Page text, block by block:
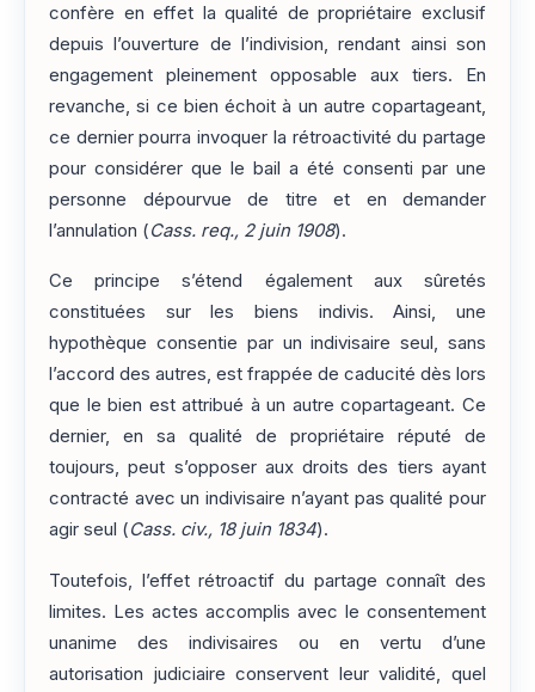
confère en effet la qualité de propriétaire exclusif
depuis l’ouverture de l’indivision, rendant ainsi son
engagement pleinement opposable aux tiers. En
revanche, si ce bien échoit à un autre copartageant,
ce dernier pourra invoquer la rétroactivité du partage
pour considérer que le bail a été consenti par une
personne dépourvue de titre et en demander
l’annulation (Cass. req., 2 juin 1908).
Ce principe s’étend également aux sûretés
constituées sur les biens indivis. Ainsi, une
hypothèque consentie par un indivisaire seul, sans
l’accord des autres, est frappée de caducité dès lors
que le bien est attribué à un autre copartageant. Ce
dernier, en sa qualité de propriétaire réputé de
toujours, peut s’opposer aux droits des tiers ayant
contracté avec un indivisaire n’ayant pas qualité pour
agir seul (Cass. civ., 18 juin 1834).
Toutefois, l’effet rétroactif du partage connaît des
limites. Les actes accomplis avec le consentement
unanime des indivisaires ou en vertu d’une
autorisation judiciaire conservent leur validité, quel